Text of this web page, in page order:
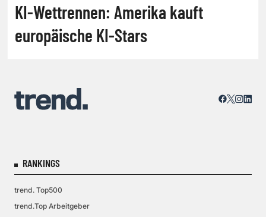
KI-Wettrennen: Amerika kauft
europäische KI-Stars
RANKINGS
trend. Top500
trend.Top Arbeitgeber